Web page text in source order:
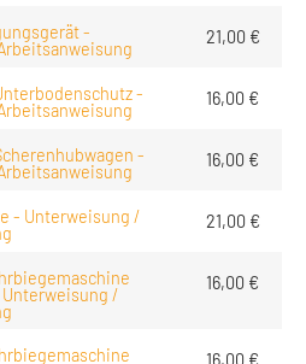
-
21,00 €
-
16,00 €
-
16,00 €
- Unterweisung /
21,00 €
/
16,00 €
16,00 €